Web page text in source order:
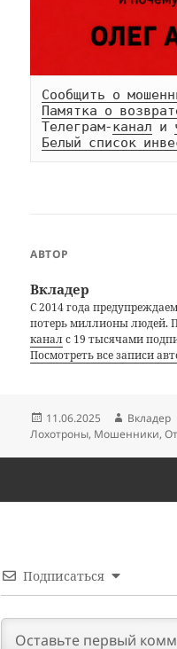
Сообщить о
Памятка о
Телеграм-канал и
Белый список
АВТОР
Вкладер
С 2014 года
потерь миллионы людей.
каналс 19 тысячами
Посмотреть все записи
Опубликовано
11.06.2025 Автор
Вкладер
Лохотроны, Мошенники,
Подписаться